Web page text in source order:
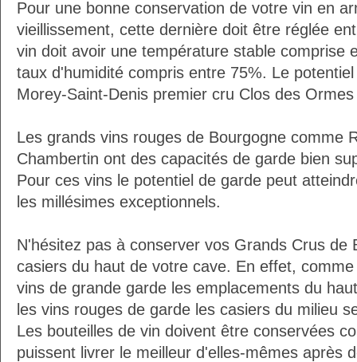
Pour une bonne conservation de votre vin en
vieillissement, cette dernière doit être réglée
vin doit avoir une température stable comprise
taux d'humidité compris entre 75%. Le
Morey-Saint-Denis premier cru Clos des
Les grands vins rouges de Bourgogne comme
Chambertin ont des capacités de garde bien
Pour ces vins le potentiel de garde peut
les millésimes exceptionnels.
N'hésitez pas à conserver vos Grands Crus de
casiers du haut de votre cave. En effet,
vins de grande garde les emplacements du
les vins rouges de garde les casiers du milieu
Les bouteilles de vin doivent être conservées
puissent livrer le meilleur d'elles-mêmes après